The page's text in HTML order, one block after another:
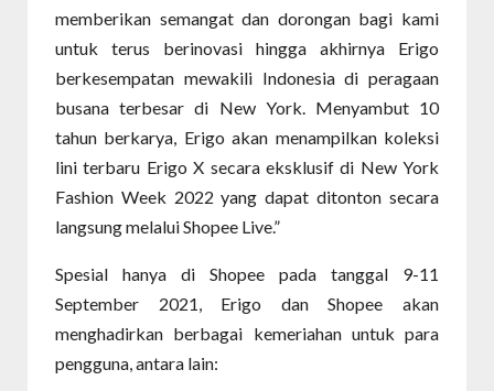
memberikan semangat dan dorongan bagi kami
untuk terus berinovasi hingga akhirnya Erigo
berkesempatan mewakili Indonesia di peragaan
busana terbesar di New York. Menyambut 10
tahun berkarya, Erigo akan menampilkan koleksi
lini terbaru Erigo X secara eksklusif di New York
Fashion Week 2022 yang dapat ditonton secara
langsung melalui Shopee Live.”
Spesial hanya di Shopee pada tanggal 9-11
September 2021, Erigo dan Shopee akan
menghadirkan berbagai kemeriahan untuk para
pengguna, antara lain: